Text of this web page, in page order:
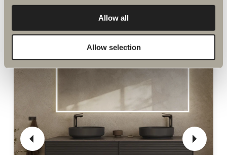
Allow all
Allow selection